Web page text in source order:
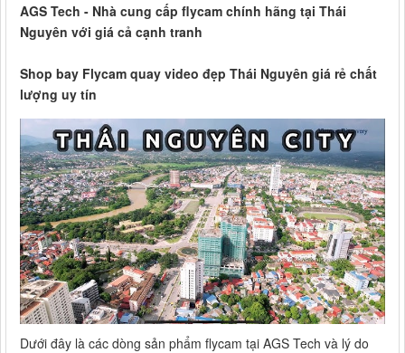
AGS Tech - Nhà cung cấp flycam chính hãng tại Thái
Nguyên với giá cả cạnh tranh
Shop bay Flycam quay video đẹp Thái Nguyên giá rẻ chất
lượng uy tín
Dưới đây là các dòng sản phẩm flycam tại AGS Tech và lý do